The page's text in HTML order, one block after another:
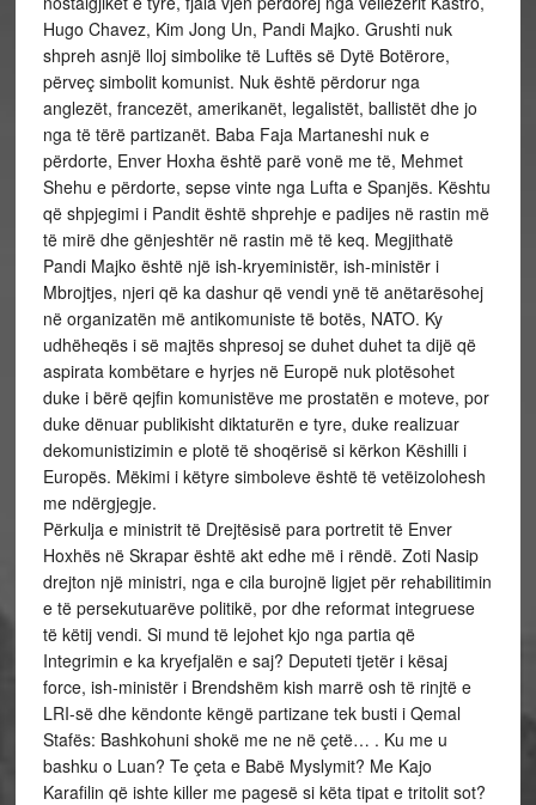
Hugo Chavez, Kim Jong Un, Pandi Majko. Grushti nuk
shpreh asnjë lloj simbolike të Luftës së Dytë Botërore,
përveç simbolit komunist. Nuk është përdorur nga
anglezët, francezët, amerikanët, legalistët, ballistët dhe jo
nga të tërë partizanët. Baba Faja Martaneshi nuk e
përdorte, Enver Hoxha është parë vonë me të, Mehmet
Shehu e përdorte, sepse vinte nga Lufta e Spanjës. Kështu
që shpjegimi i Pandit është shprehje e padijes në rastin më
të mirë dhe gënjeshtër në rastin më të keq. Megjithatë
Pandi Majko është një ish-kryeministër, ish-ministër i
Mbrojtjes, njeri që ka dashur që vendi ynë të anëtarësohej
në organizatën më antikomuniste të botës, NATO. Ky
udhëheqës i së majtës shpresoj se duhet duhet ta dijë që
aspirata kombëtare e hyrjes në Europë nuk plotësohet
duke i bërë qejfin komunistëve me prostatën e moteve, por
duke dënuar publikisht diktaturën e tyre, duke realizuar
dekomunistizimin e plotë të shoqërisë si kërkon Këshilli i
Europës. Mëkimi i këtyre simboleve është të vetëizolohesh
me ndërgjegje.
Përkulja e ministrit të Drejtësisë para portretit të Enver
Hoxhës në Skrapar është akt edhe më i rëndë. Zoti Nasip
drejton një ministri, nga e cila burojnë ligjet për rehabilitimin
e të persekutuarëve politikë, por dhe reformat integruese
të këtij vendi. Si mund të lejohet kjo nga partia që
Integrimin e ka kryefjalën e saj? Deputeti tjetër i kësaj
force, ish-ministër i Brendshëm kish marrë osh të rinjtë e
LRI-së dhe këndonte këngë partizane tek busti i Qemal
Stafës: Bashkohuni shokë me ne në çetë… . Ku me u
bashku o Luan? Te çeta e Babë Myslymit? Me Kajo
Karafilin që ishte killer me pagesë si këta tipat e tritolit sot?